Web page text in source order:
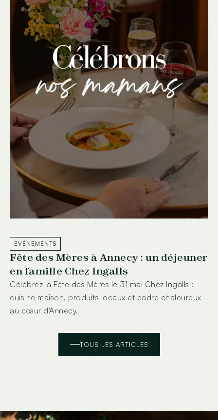
EVÉNEMENTS
Fête des Mères à Annecy : un déjeuner
en famille Chez Ingalls
Célébrez la Fête des Mères le 31 mai Chez Ingalls :
cuisine maison, produits locaux et cadre chaleureux
au cœur d'Annecy.
TOUS LES ARTICLES